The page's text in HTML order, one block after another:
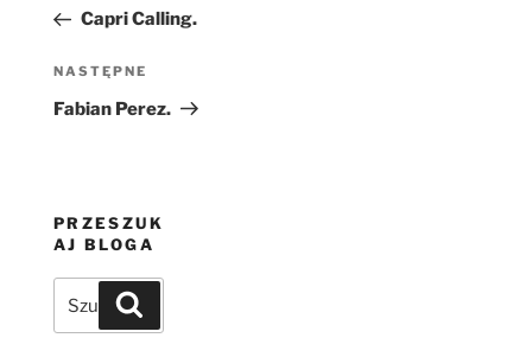
wpisCapri Calling.
Następny
wpis
NASTĘPNE
Fabian Perez.
PRZESZUK
AJ BLOGA
Szukaj: